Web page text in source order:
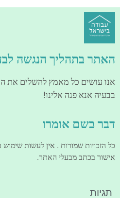
האתר בתהליך הנגשה
אנו עושים כל מאמץ להשלים את
בבעיה אנא פנה אלינו!
דבר בשם אומרו
כל הזכויות שמורות . אין לעשות
אישור בכתב מבעלי האתר.
תגיות